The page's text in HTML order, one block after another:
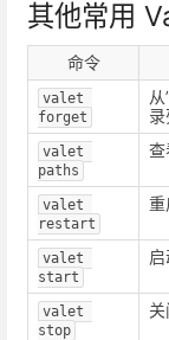
其他常用
命令
valet
forget
valet
paths
查
valet
restart
重
valet
start
valet
stop